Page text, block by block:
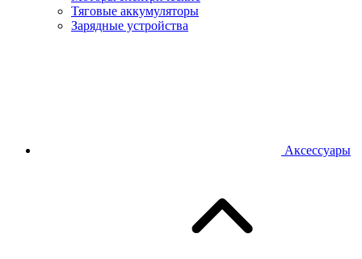
Тяговые аккумуляторы
Зарядные устройства
Аксессуары